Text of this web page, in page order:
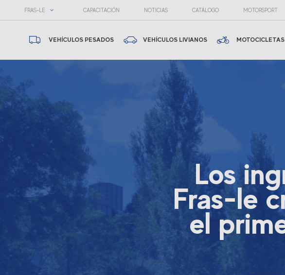
FRAS-LE CAPACITACIÓN NOTICIAS CATÁLOGO MOTORSPORT
VEHÍCULOS PESADOS VEHÍCULOS LIVIANOS MOTOCICLETAS
Los
Fras-le
el